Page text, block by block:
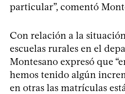
particular”, comentó
Con relación a la
escuelas rurales en el
Montesano expresó que
hemos tenido algún
en otras las matrículas